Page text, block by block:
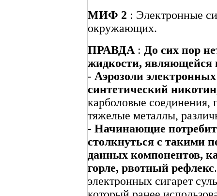
МИФ 2 : Электронные
окружающих.
ПРАВДА : До сих пор
жидкости, являющейся
- Аэрозоли
синтетический
карболовые соединения,
тяжелые металлы,
- Начинающие
столкнуться с такими
данных компонентов,
горле, рвотный рефлекс
электронных сигарет